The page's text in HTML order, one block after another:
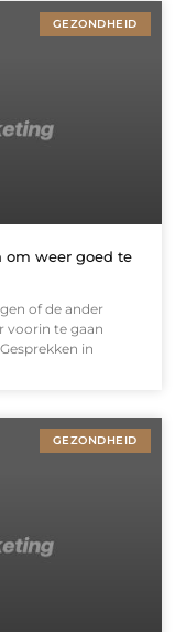
GEZONDHEID
om weer goed te
of de ander
voorin te gaan
in
GEZONDHEID